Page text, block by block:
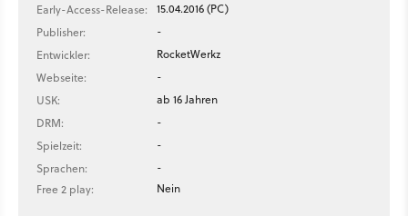
Early-Access-Release:
15.04.2016 (PC)
Publisher:
-
Entwickler:
RocketWerkz
Webseite:
-
USK:
ab 16 Jahren
DRM:
-
Spielzeit:
-
Sprachen:
-
Free 2 play:
Nein